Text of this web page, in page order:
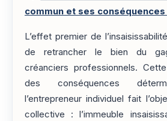
commun et ses
L’effet premier de
de retrancher le bien du
créanciers professionnels.
des conséquences
l’entrepreneur individuel fait
collective : l’immeuble